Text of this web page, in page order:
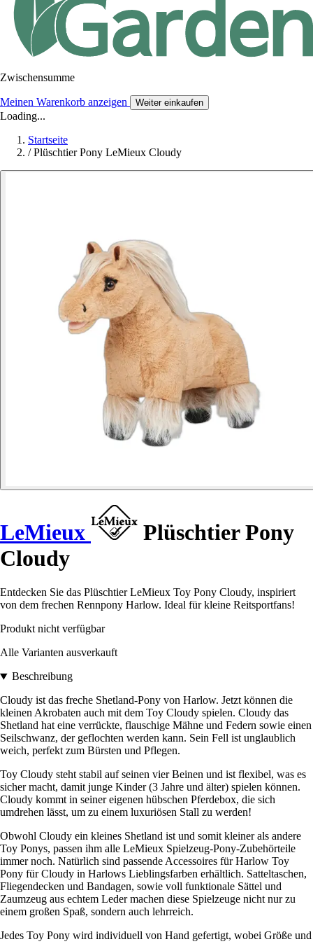
Zwischensumme
Meinen Warenkorb anzeigen Weiter einkaufen
Loading...
Startseite
/ Plüschtier Pony LeMieux Cloudy
LeMieux
Plüschtier Pony
Cloudy
Entdecken Sie das Plüschtier LeMieux Toy Pony Cloudy, inspiriert
von dem frechen Rennpony Harlow. Ideal für kleine Reitsportfans!
Produkt nicht verfügbar
Alle Varianten ausverkauft
Beschreibung
Cloudy ist das freche Shetland-Pony von Harlow. Jetzt können die
kleinen Akrobaten auch mit dem Toy Cloudy spielen. Cloudy das
Shetland hat eine verrückte, flauschige Mähne und Federn sowie einen
Seilschwanz, der geflochten werden kann. Sein Fell ist unglaublich
weich, perfekt zum Bürsten und Pflegen.
Toy Cloudy steht stabil auf seinen vier Beinen und ist flexibel, was es
sicher macht, damit junge Kinder (3 Jahre und älter) spielen können.
Cloudy kommt in seiner eigenen hübschen Pferdebox, die sich
umdrehen lässt, um zu einem luxuriösen Stall zu werden!
Obwohl Cloudy ein kleines Shetland ist und somit kleiner als andere
Toy Ponys, passen ihm alle LeMieux Spielzeug-Pony-Zubehörteile
immer noch. Natürlich sind passende Accessoires für Harlow Toy
Pony für Cloudy in Harlows Lieblingsfarben erhältlich. Satteltaschen,
Fliegendecken und Bandagen, sowie voll funktionale Sättel und
Zaumzeug aus echtem Leder machen diese Spielzeuge nicht nur zu
einem großen Spaß, sondern auch lehrreich.
Jedes Toy Pony wird individuell von Hand gefertigt, wobei Größe und